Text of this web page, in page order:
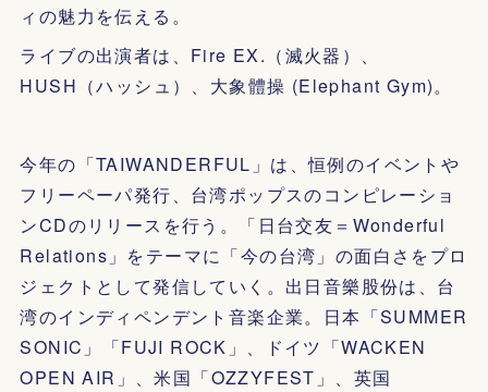
ィの魅力を伝える。
ライブの出演者は、Fire EX.（滅火器）、
HUSH（ハッシュ）、大象體操 (Elephant Gym)。
今年の「TAIWANDERFUL」は、恒例のイベントや
フリーペーパ発行、台湾ポップスのコンピレーショ
ンCDのリリースを行う。「日台交友＝Wonderful
Relations」をテーマに「今の台湾」の面白さをプロ
ジェクトとして発信していく。出日音樂股份は、台
湾のインディペンデント音楽企業。日本「SUMMER
SONIC」「FUJI ROCK」、ドイツ「WACKEN
OPEN AIR」、米国「OZZYFEST」、英国